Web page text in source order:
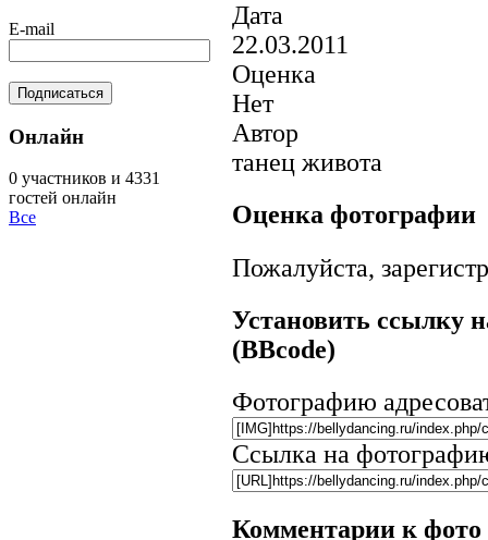
Дата
22.03.2011
Оценка
Нет
Автор
танец живота
Оценка фотографии
Пожалуйста,
Установить ссылку
(BBcode)
Фотографию
Ссылка на
Комментарии к фото
E-mail
Онлайн
0 участников и 4331
гостей онлайн
Все